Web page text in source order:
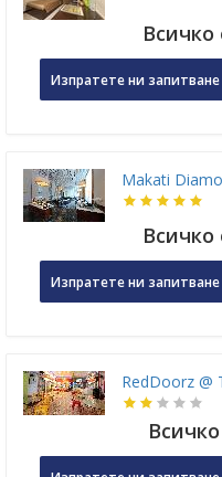
Всичко
Изпратете ни запитване
Makati
Всичко
Изпратете ни запитване
RedDoorz @